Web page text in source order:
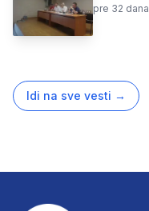
pre 32 dana
Idi na sve vesti →